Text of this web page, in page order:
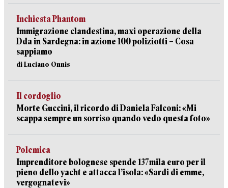
Inchiesta Phantom
Immigrazione clandestina, maxi operazione della
Dda in Sardegna: in azione 100 poliziotti – Cosa
sappiamo
di Luciano Onnis
Il cordoglio
Morte Guccini, il ricordo di Daniela Falconi: «Mi
scappa sempre un sorriso quando vedo questa foto»
Polemica
Imprenditore bolognese spende 137mila euro per il
pieno dello yacht e attacca l’isola: «Sardi di emme,
vergognatevi»